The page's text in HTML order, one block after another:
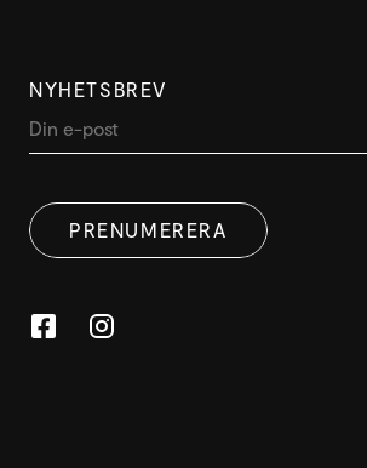
NYHETSBREV
PRENUMERERA